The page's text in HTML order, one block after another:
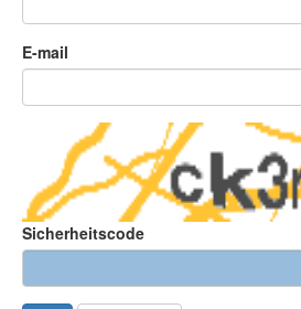
E-mail
Sicherheitscode